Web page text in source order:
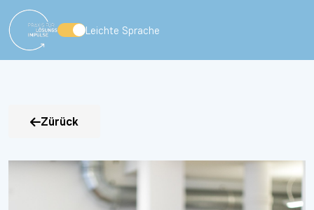
Leichte Sprache
Zürück